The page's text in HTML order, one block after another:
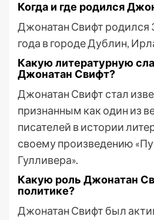
Когда и где родился
Джонатан Свифт родился
года в городе Дублин,
Какую литературную
Джонатан Свифт?
Джонатан Свифт стал
признанным как один из
писателей в истории
своему произведению
Гулливера».
Какую роль Джонатан
политике?
Джонатан Свифт был